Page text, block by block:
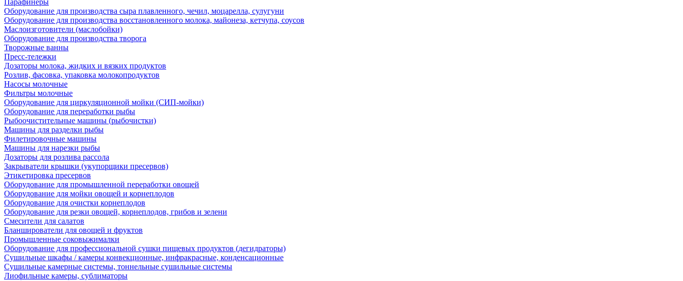
Парафинеры
Оборудование для производства сыра плавленного, чечил, моцарелла, сулугуни
Оборудование для производства восстановленного молока, майонеза, кетчупа, соусов
Маслоизготовители (маслобойки)
Оборудование для производства творога
Творожные ванны
Пресс-тележки
Дозаторы молока, жидких и вязких продуктов
Розлив, фасовка, упаковка молокопродуктов
Насосы молочные
Фильтры молочные
Оборудование для циркуляционной мойки (СИП-мойки)
Оборудование для переработки рыбы
Рыбоочистительные машины (рыбочистки)
Машины для разделки рыбы
Филетировочные машины
Машины для нарезки рыбы
Дозаторы для розлива рассола
Закрыватели крышки (укупорщики пресервов)
Этикетировка пресервов
Оборудование для промышленной переработки овощей
Оборудование для мойки овощей и корнеплодов
Оборудование для очистки корнеплодов
Оборудование для резки овощей, корнеплодов, грибов и зелени
Смесители для салатов
Бланширователи для овощей и фруктов
Промышленные соковыжималки
Оборудование для профессиональной сушки пищевых продуктов (дегидраторы)
Сушильные шкафы / камеры конвекционные, инфракрасные, конденсационные
Сушильные камерные системы, тоннельные сушильные системы
Лиофильные камеры, сублиматоры